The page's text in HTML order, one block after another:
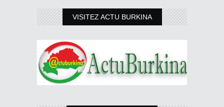
VISITEZ ACTU BURKINA